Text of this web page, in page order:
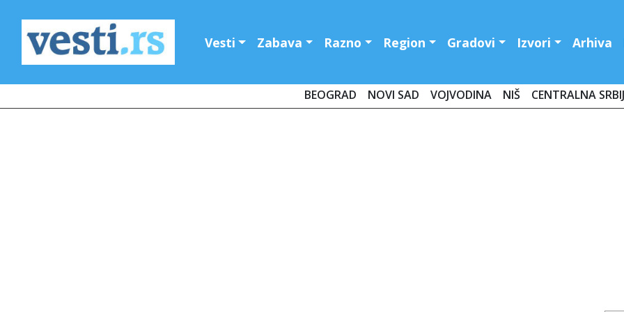
Vesti Zabava Razno Region Gradovi Izvori Arhiva
BEOGRAD NOVI SAD VOJVODINA NIŠ CENTRALNA